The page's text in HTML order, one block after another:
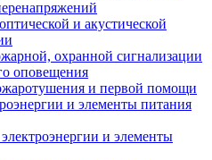
и акустической
охранной сигнализации
оповещения
и первой помощи
и элементы питания
и элементы